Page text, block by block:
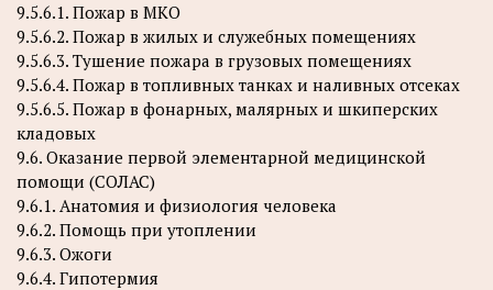
9.5.6.1. Пожар в МКО
9.5.6.2. Пожар в жилых и служебных помещениях
9.5.6.3. Тушение пожара в грузовых помещениях
9.5.6.4. Пожар в топливных танках и наливных отсеках
9.5.6.5. Пожар в фонарных, малярных и шкиперских
кладовых
9.6. Оказание первой элементарной медицинской
помощи (СОЛАС)
9.6.1. Анатомия и физиология человека
9.6.2. Помощь при утоплении
9.6.3. Ожоги
9.6.4. Гипотермия